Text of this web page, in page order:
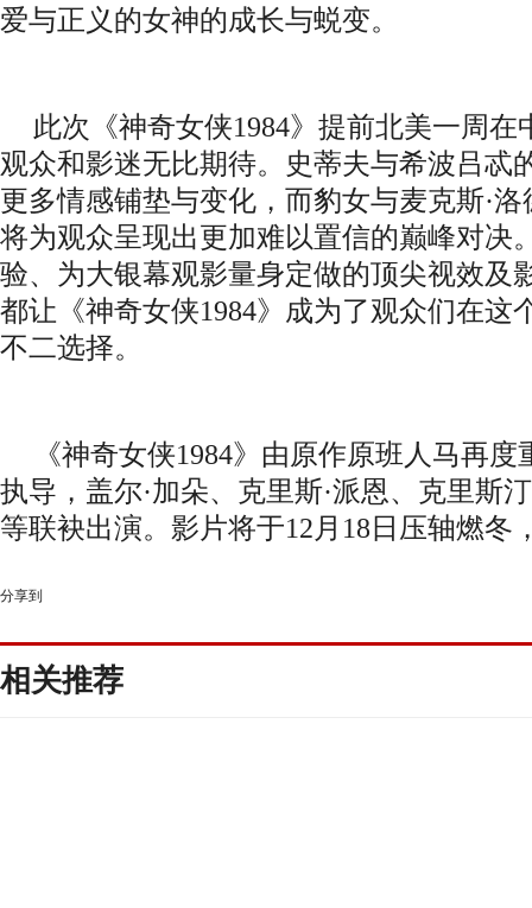
爱与正义的女神的成长与蜕变。
此次《神奇女侠1984》提前北美一周
观众和影迷无比期待。史蒂夫与希波吕忒
更多情感铺垫与变化，而豹女与麦克斯·
将为观众呈现出更加难以置信的巅峰对决
验、为大银幕观影量身定做的顶尖视效及
都让《神奇女侠1984》成为了观众们在这
不二选择。
《神奇女侠1984》由原作原班人马再度
执导，盖尔·加朵、克里斯·派恩、克里斯
等联袂出演。影片将于12月18日压轴燃冬
分享到
相关推荐